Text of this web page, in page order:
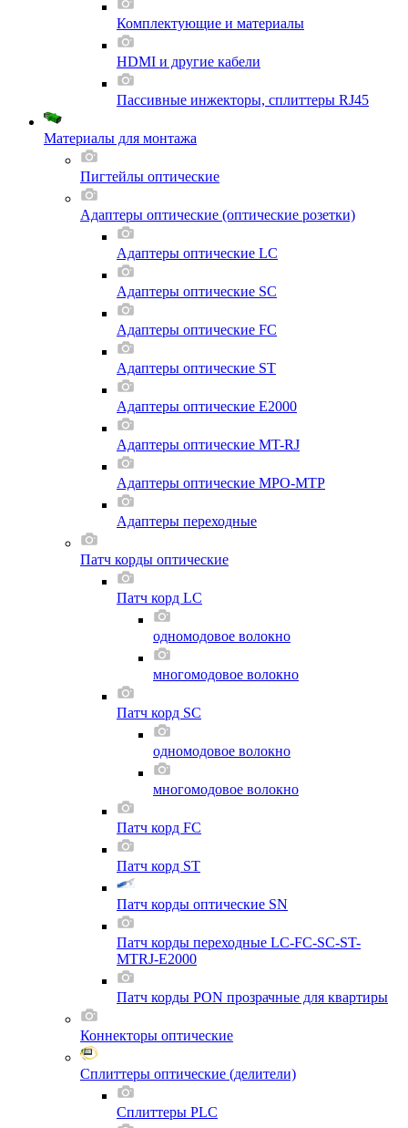
Комплектующие и материалы
HDMI и другие кабели
Пассивные инжекторы, сплиттеры RJ45
Материалы для монтажа
Пигтейлы оптические
Адаптеры оптические (оптические розетки)
Адаптеры оптические LC
Адаптеры оптические SC
Адаптеры оптические FC
Адаптеры оптические ST
Адаптеры оптические E2000
Адаптеры оптические MT-RJ
Адаптеры оптические MPO-MTP
Адаптеры переходные
Патч корды оптические
Патч корд LC
одномодовое волокно
многомодовое волокно
Патч корд SC
одномодовое волокно
многомодовое волокно
Патч корд FC
Патч корд ST
Патч корды оптические SN
Патч корды переходные LC-FC-SC-ST-
MTRJ-E2000
Патч корды PON прозрачные для квартиры
Коннекторы оптические
Сплиттеры оптические (делители)
Сплиттеры PLC